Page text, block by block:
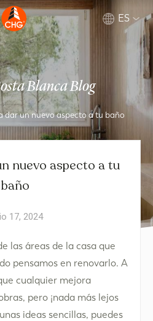
ES
Blanca Blog
dar un nuevo aspecto a tu baño
nuevo aspecto a tu
baño
17, 2024
las áreas de la casa que
pensamos en renovarlo. A
cualquier mejora
pero ¡nada más lejos
ideas sencillas, puedes